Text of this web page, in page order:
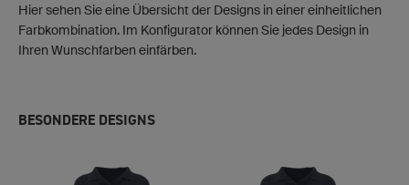
Hier sehen Sie eine Übersicht der Designs in einer einheitlichen
Farbkombination. Im Konfigurator können Sie jedes Design in
Ihren Wunschfarben einfärben.
BESONDERE DESIGNS